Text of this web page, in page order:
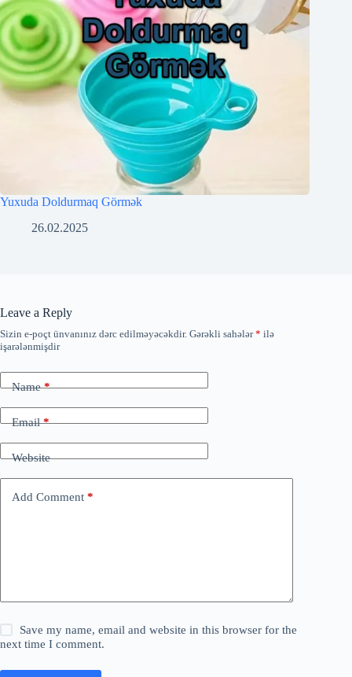
Yuxuda Doldurmaq Görmək
26.02.2025
Leave a Reply
Sizin e-poçt ünvanınız dərc edilməyəcəkdir. Gərəkli sahələr* ilə
işarələnmişdir
Name*
Email*
Website
Add Comment *
Save my name, email and website in this browser for the
next time I comment.